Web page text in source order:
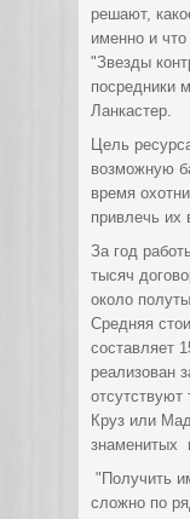
решают,
именно и
"Звезды
посредники
Ланкастер.
Цель
возможную
время
привлечь их
За год
тысяч
около
Средняя
составляет
реализован
отсутствуют
Круз или
знаменитых
"Получить
сложно по